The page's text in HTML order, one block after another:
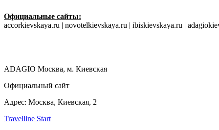
Официальные сайты:
accorkievskaya.ru | novotelkievskaya.ru | ibiskievskaya.ru |
ADAGIO Москва, м. Киевская
Официальный сайт
Адрес: Москва, Киевская, 2
Travelline Start